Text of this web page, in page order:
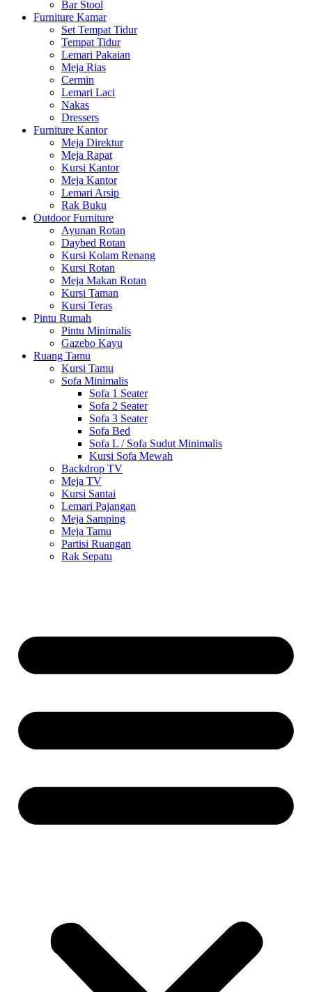
Bar Stool
Furniture Kamar
Set Tempat Tidur
Tempat Tidur
Lemari Pakaian
Meja Rias
Cermin
Lemari Laci
Nakas
Dressers
Furniture Kantor
Meja Direktur
Meja Rapat
Kursi Kantor
Meja Kantor
Lemari Arsip
Rak Buku
Outdoor Furniture
Ayunan Rotan
Daybed Rotan
Kursi Kolam Renang
Kursi Rotan
Meja Makan Rotan
Kursi Taman
Kursi Teras
Pintu Rumah
Pintu Minimalis
Gazebo Kayu
Ruang Tamu
Kursi Tamu
Sofa Minimalis
Sofa 1 Seater
Sofa 2 Seater
Sofa 3 Seater
Sofa Bed
Sofa L / Sofa Sudut Minimalis
Kursi Sofa Mewah
Backdrop TV
Meja TV
Kursi Santai
Lemari Pajangan
Meja Samping
Meja Tamu
Partisi Ruangan
Rak Sepatu